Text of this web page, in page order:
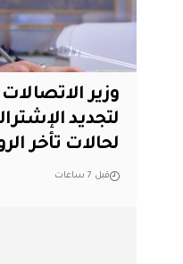
لتجديد
لحالات تأخر
قبل 7 ساعات